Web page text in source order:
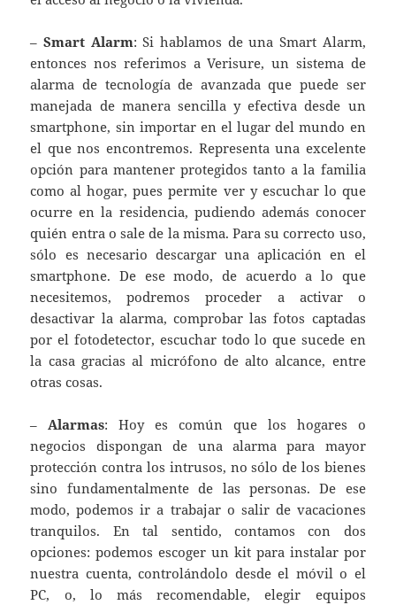
–Smart Alarm: Si hablamos de una Smart Alarm,
entonces nos referimos a Verisure, un sistema de
alarma de tecnología de avanzada que puede ser
manejada de manera sencilla y efectiva desde un
smartphone, sin importar en el lugar del mundo en
el que nos encontremos. Representa una excelente
opción para mantener protegidos tanto a la familia
como al hogar, pues permite ver y escuchar lo que
ocurre en la residencia, pudiendo además conocer
quién entra o sale de la misma. Para su correcto uso,
sólo es necesario descargar una aplicación en el
smartphone. De ese modo, de acuerdo a lo que
necesitemos, podremos proceder a activar o
desactivar la alarma, comprobar las fotos captadas
por el fotodetector, escuchar todo lo que sucede en
la casa gracias al micrófono de alto alcance, entre
otras cosas.
– Alarmas: Hoy es común que los hogares o
negocios dispongan de una alarma para mayor
protección contra los intrusos, no sólo de los bienes
sino fundamentalmente de las personas. De ese
modo, podemos ir a trabajar o salir de vacaciones
tranquilos. En tal sentido, contamos con dos
opciones: podemos escoger un kit para instalar por
nuestra cuenta, controlándolo desde el móvil o el
PC, o, lo más recomendable, elegir equipos